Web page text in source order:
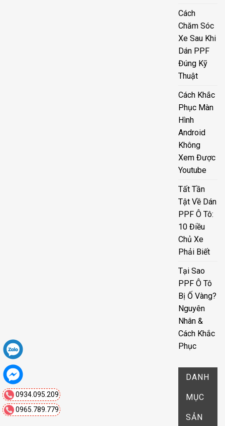
Cách
Chăm Sóc
Xe Sau Khi
Dán PPF
Đúng Kỹ
Thuật
Cách Khắc
Phục Màn
Hình
Android
Không
Xem Được
Youtube
Tất Tần
Tật Về Dán
PPF Ô Tô:
10 Điều
Chủ Xe
Phải Biết
Tại Sao
PPF Ô Tô
Bị Ố Vàng?
Nguyên
Nhân &
Cách Khắc
Phục
DANH
MỤC
SẢN
0965.789.779
0934.095.209